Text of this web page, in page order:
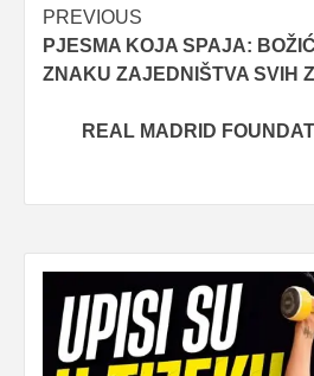
Post
navigation
PREVIOUS
PJESMA KOJA SPAJA:
ZNAKU ZAJEDNIŠTVA SVIH
REAL MADRID